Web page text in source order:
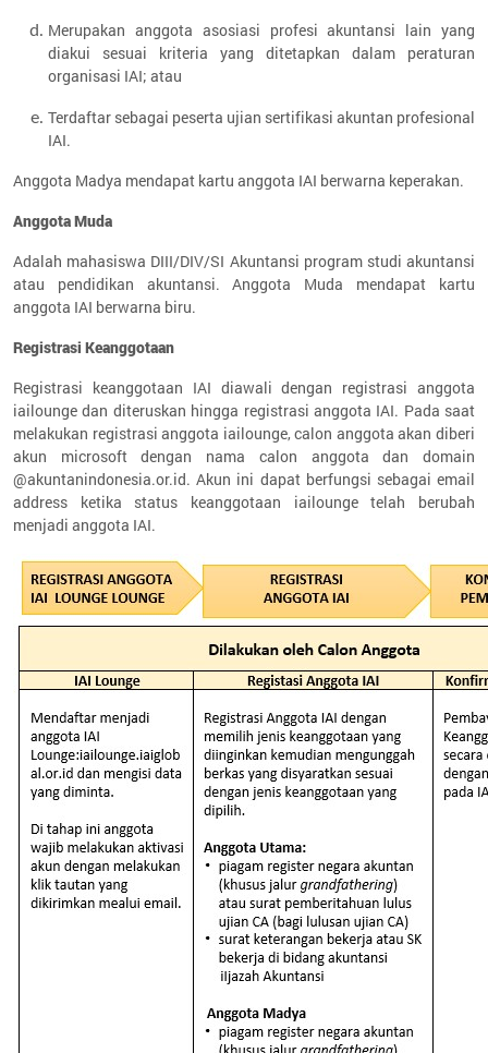
Merupakan anggota asosiasi profesi akuntansi lain yang
diakui sesuai kriteria yang ditetapkan dalam peraturan
organisasi IAI; atau
Terdaftar sebagai peserta ujian sertifikasi akuntan profesional
IAI.
Anggota Madya mendapat kartu anggota IAI berwarna keperakan.
Anggota Muda
Adalah mahasiswa DIII/DIV/SI Akuntansi program studi akuntansi
atau pendidikan akuntansi. Anggota Muda mendapat kartu
anggota IAI berwarna biru.
Registrasi Keanggotaan
Registrasi keanggotaan IAI diawali dengan registrasi anggota
iailounge dan diteruskan hingga registrasi anggota IAI. Pada saat
melakukan registrasi anggota iailounge, calon anggota akan diberi
akun microsoft dengan nama calon anggota dan domain
@akuntanindonesia.or.id. Akun ini dapat berfungsi sebagai email
address ketika status keanggotaan iailounge telah berubah
menjadi anggota IAI.